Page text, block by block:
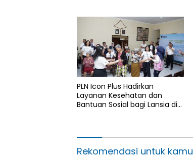
Watudodol/Kalipuro
PLN Icon Plus Hadirkan
Layanan Kesehatan dan
Bantuan Sosial bagi Lansia di
Rekomendasi untuk kamu